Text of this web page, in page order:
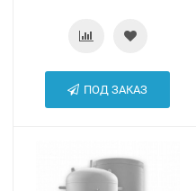
ПОД ЗАКАЗ